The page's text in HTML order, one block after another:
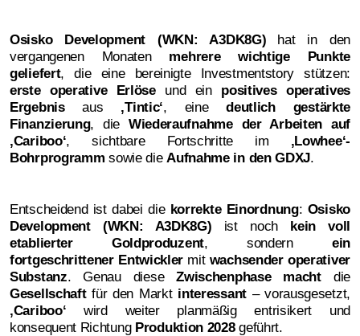
Osisko Development (WKN: A3DK8G)
hat in den
vergangenen Monaten mehrere wichtige Punkte
geliefert, die eine bereinigte Investmentstory stützen:
erste operative Erlöseund ein positives operatives
Ergebnisaus ‚Tintic‘, einedeutlich gestärkte
Finanzierung, die Wiederaufnahme der Arbeiten auf
‚Cariboo‘, sichtbare Fortschritte im ‚Lowhee‘-
Bohrprogramm sowie die Aufnahme in den GDXJ.
Entscheidend ist dabei die korrekte Einordnung: Osisko
Development (WKN: A3DK8G) ist noch kein voll
etablierter Goldproduzent, sondern ein
fortgeschrittener Entwickler mit wachsender operativer
Substanz. Genau dieseZwischenphase machtdie
Gesellschaftfür den Markt interessant– vorausgesetzt,
‚Cariboo‘ wird weiter planmäßig entrisikert und
konsequent Richtung Produktion 2028geführt.